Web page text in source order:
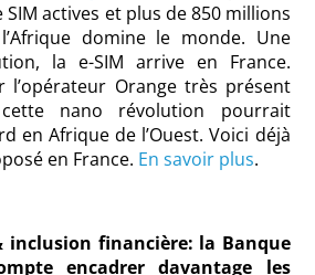
actives et plus de 850 millions
domine le monde. Une
la e-SIM arrive en France.
l’opérateur Orange très présent
nano révolution pourrait
en Afrique de l’Ouest. Voici déjà
en France. En savoir plus.
inclusion financière: la Banque
encadrer davantage les